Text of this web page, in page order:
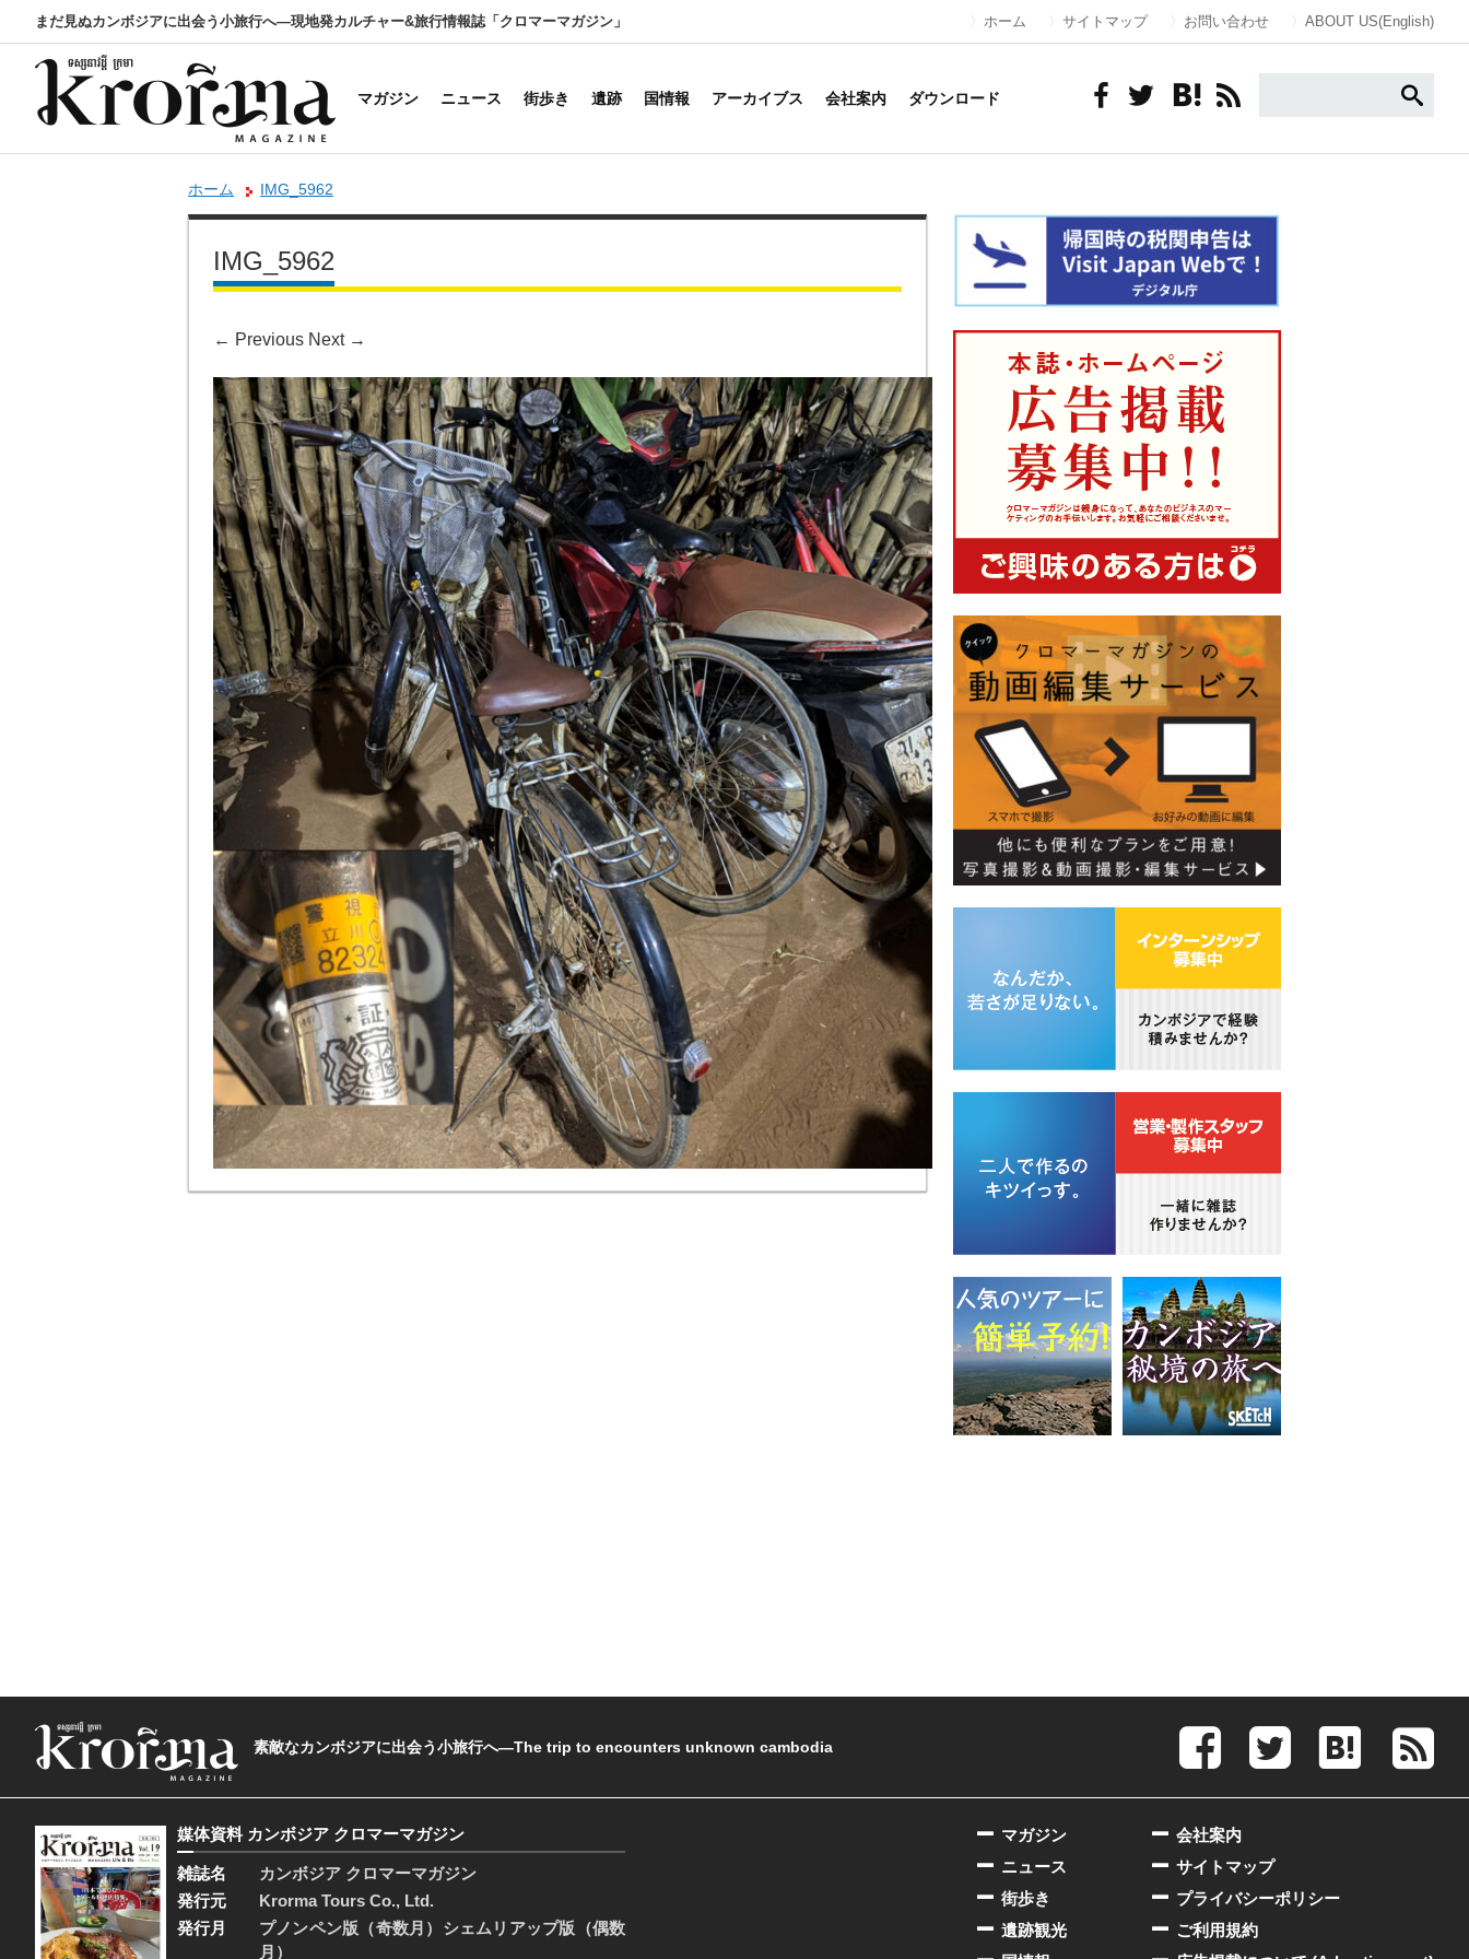
まだ見ぬカンボジアに出会う小旅行へ―現地発カルチャー&旅行情報誌「クロマーマガジン」 ホーム サイトマップ お問い合わせ ABOUT US(English)
マガジン ニュース 街歩き 遺跡 国情報 アーカイブス 会社案内 ダウンロード
ホーム IMG_5962
IMG_5962
← Previous Next →
素敵なカンボジアに出会う小旅行へ―The trip to encounters unknown cambodia
媒体資料 カンボジア クロマーマガジン
雑誌名
カンボジア クロマーマガジン
発行元
Krorma Tours Co., Ltd.
発行月
プノンペン版（奇数月）シェムリアップ版（偶数
月）
会社案内
サイトマップ
プライバシーポリシー
ご利用規約
マガジン
ニュース
街歩き
遺跡観光